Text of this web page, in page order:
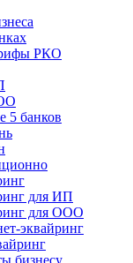
РКО
5 банков
для ИП
для ООО
эквайринг
бизнесу